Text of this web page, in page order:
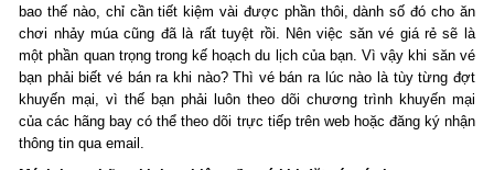
bao thế nào, chỉ cần tiết kiệm vài được phần thôi, dành số đó cho ăn
chơi nhảy múa cũng đã là rất tuyệt rồi. Nên việc săn vé giá rẻ sẽ là
một phần quan trọng trong kế hoạch du lịch của bạn. Vì vậy khi săn vé
bạn phải biết vé bán ra khi nào? Thì vé bán ra lúc nào là tùy từng đợt
khuyến mại, vì thế bạn phải luôn theo dõi chương trình khuyến mại
của các hãng bay có thể theo dõi trực tiếp trên web hoặc đăng ký nhận
thông tin qua email.